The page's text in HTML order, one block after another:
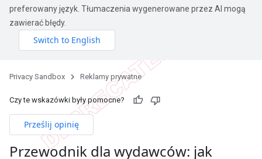
preferowany język. Tłumaczenia wygenerowane przez AI mogą
zawierać błędy.
Privacy Sandbox Reklamy prywatne
Czy te wskazówki były pomocne?
Prześlij opinię
Przewodnik dla wydawców: jak